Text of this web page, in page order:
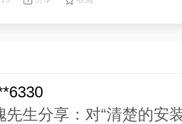
先生分享：对“清楚的安